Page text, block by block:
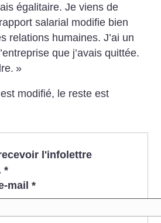
égalitaire. Je viens de
salarial modifie bien
relations humaines. J’ai un
que j’avais quittée.
»
modifié, le reste est
l'infolettre
*
mail *